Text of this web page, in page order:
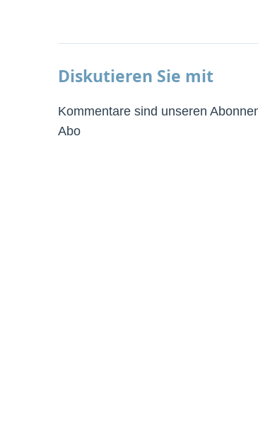
Diskutieren Sie mit
Kommentare sind unseren
Abo